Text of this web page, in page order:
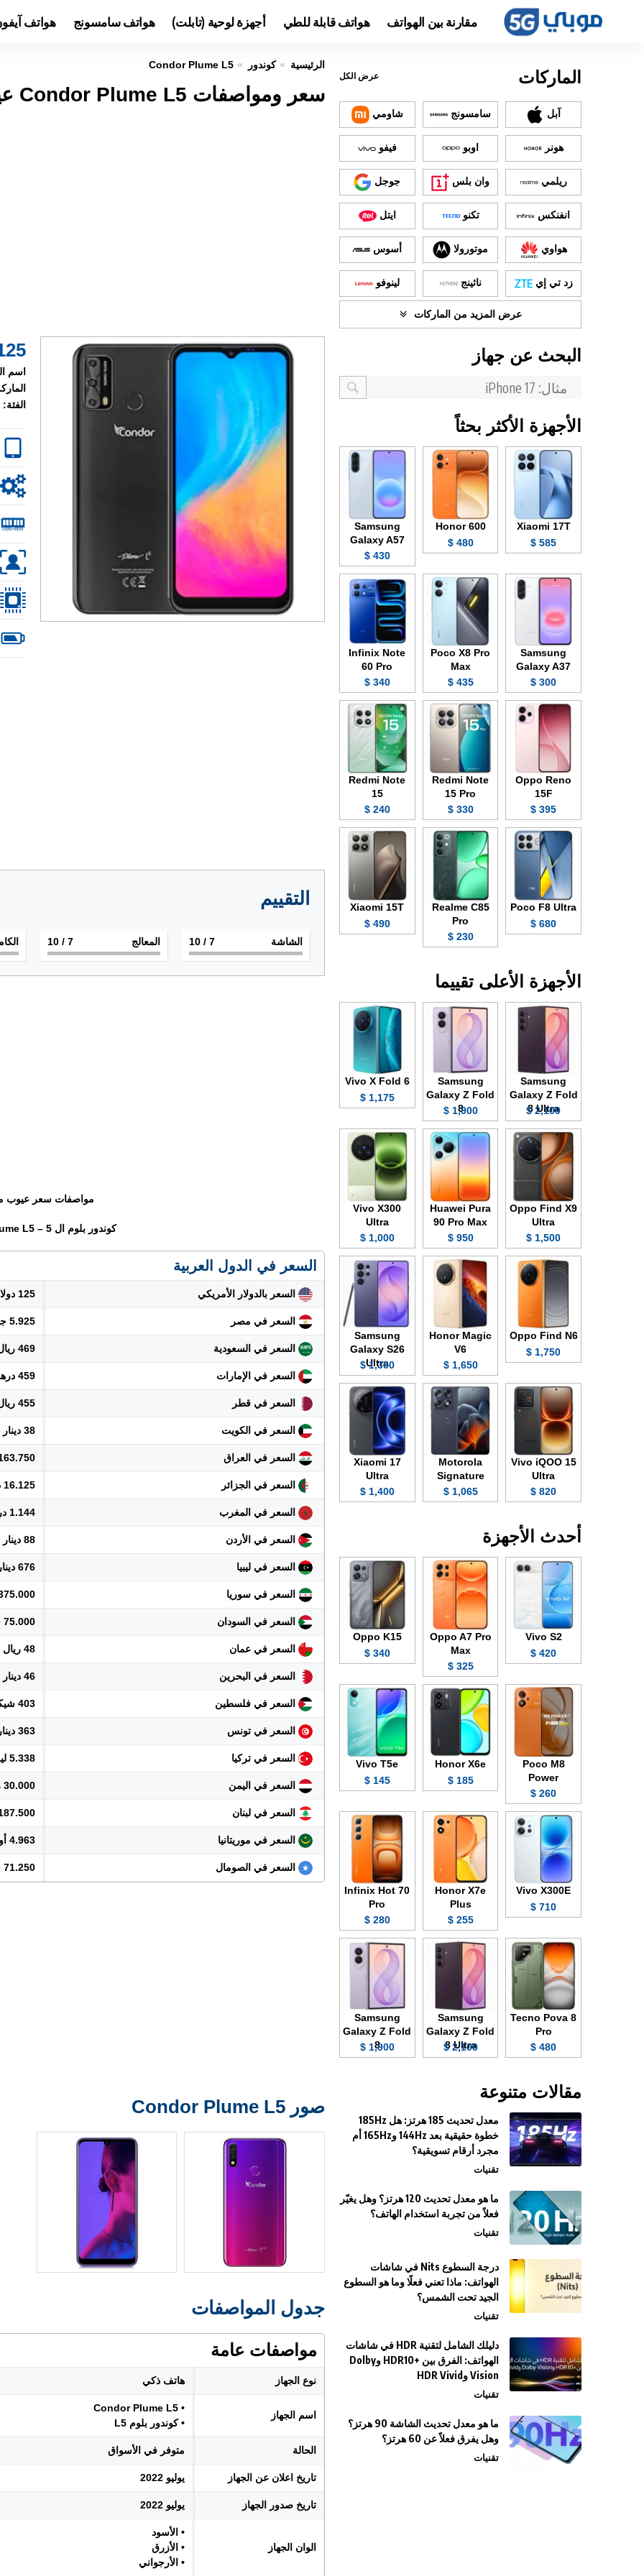
مقارنة بين الهواتف هواتف قابلة للطي أجهزة لوحية (تابلت) هواتف سامسونج هواتف
الرئيسية كوندور Condor Plume L5
سعر ومواصفات Condor Plume L5 عيوب ومميزات
$
اسم
الفئة:
التقييم
الشاشة 7
/ 10 المعالج 7
/ 10
مواصفات سعر عيوب
كوندور بلوم ال 5 – Condor Plume L5
السعر في الدول العربية
السعر بالدولار الأمريكي 125 دولار
السعر في مصر 5.925 جنيه
السعر في السعودية 469 ريال
السعر في الإمارات 459 درهم
السعر في قطر 455 ريال
السعر في الكويت 38 دينار
السعر في العراق 163.750
السعر في الجزائر 16.125 دينار
السعر في المغرب 1.144 درهم
السعر في الأردن 88 دينار
السعر في ليبيا 676 دينار
السعر في سوريا 1.375.000
السعر في السودان 75.000 جنيه
السعر في عمان 48 ريال
السعر في البحرين 46 دينار
السعر في فلسطين 403 شيكل
السعر في تونس 363 دينار
السعر في تركيا 5.338 ليرة
السعر في اليمن 30.000 ريال
السعر في لبنان
السعر في موريتانيا 4.963 أوقية
السعر في الصومال 71.250 شلن
صور Condor Plume L5
جدول المواصفات
مواصفات عامة
نوع الجهاز هاتف ذكي
اسم الجهاز
• Condor Plume L5
• كوندور بلوم L5
الحالة متوفر في الأسواق
تاريخ اعلان عن الجهاز يوليو 2022
تاريخ صدور الجهاز يوليو 2022
الوان الجهاز
• الأسود
• الأزرق
• الأرجواني
الماركات عرض الكل
آبل سامسونج شاومي
هونر اوبو فيفو
ريلمي وان بلس جوجل
انفنكس تكنو ايتل
هواوي موتورولا أسوس
زد تي إي ناثينج لينوفو
عرض المزيد من الماركات
البحث عن جهاز
الأجهزة الأكثر بحثاً
Xiaomi 17T
585 $
Honor 600
480 $
Samsung
Galaxy A57
430 $
Samsung
Galaxy A37
300 $
Poco X8 Pro
Max
435 $
Infinix Note
60 Pro
340 $
Oppo Reno
15F
395 $
Redmi Note
15 Pro
330 $
Redmi Note
15
240 $
Poco F8 Ultra
680 $
Realme C85
Pro
230 $
Xiaomi 15T
490 $
الأجهزة الأعلى تقييما
Samsung
Galaxy Z Fold
8 Ultra
2,100 $
Samsung
Galaxy Z Fold
8
1,900 $
Vivo X Fold 6
1,175 $
Oppo Find X9
Ultra
1,500 $
Huawei Pura
90 Pro Max
950 $
Vivo X300
Ultra
1,000 $
Oppo Find N6
1,750 $
Honor Magic
V6
1,650 $
Samsung
Galaxy S26
Ultra
1,300 $
Vivo iQOO 15
Ultra
820 $
Motorola
Signature
1,065 $
Xiaomi 17
Ultra
1,400 $
أحدث الأجهزة
Vivo S2
420 $
Oppo A7 Pro
Max
325 $
Oppo K15
340 $
Poco M8
Power
260 $
Honor X6e
185 $
Vivo T5e
145 $
Vivo X300E
710 $
Honor X7e
Plus
255 $
Infinix Hot 70
Pro
280 $
Tecno Pova 8
Pro
480 $
Samsung
Galaxy Z Fold
8 Ultra
2,100 $
Samsung
Galaxy Z Fold
8
1,900 $
مقالات متنوعة
معدل تحديث 185 هرتز: هل 185Hz
خطوة حقيقية بعد 144Hz و165Hz أم
مجرد أرقام تسويقية؟
تقنيات
ما هو معدل تحديث 120 هرتز؟ وهل يغيّر
فعلاً من تجربة استخدام الهاتف؟
تقنيات
درجة السطوع Nits في شاشات
الهواتف: ماذا تعني فعلًا وما هو السطوع
الجيد تحت الشمس؟
تقنيات
دليلك الشامل لتقنية HDR في شاشات
الهواتف: الفرق بين +HDR10 وDolby
Vision وHDR Vivid
تقنيات
ما هو معدل تحديث الشاشة 90 هرتز؟
وهل يفرق فعلاً عن 60 هرتز؟
تقنيات